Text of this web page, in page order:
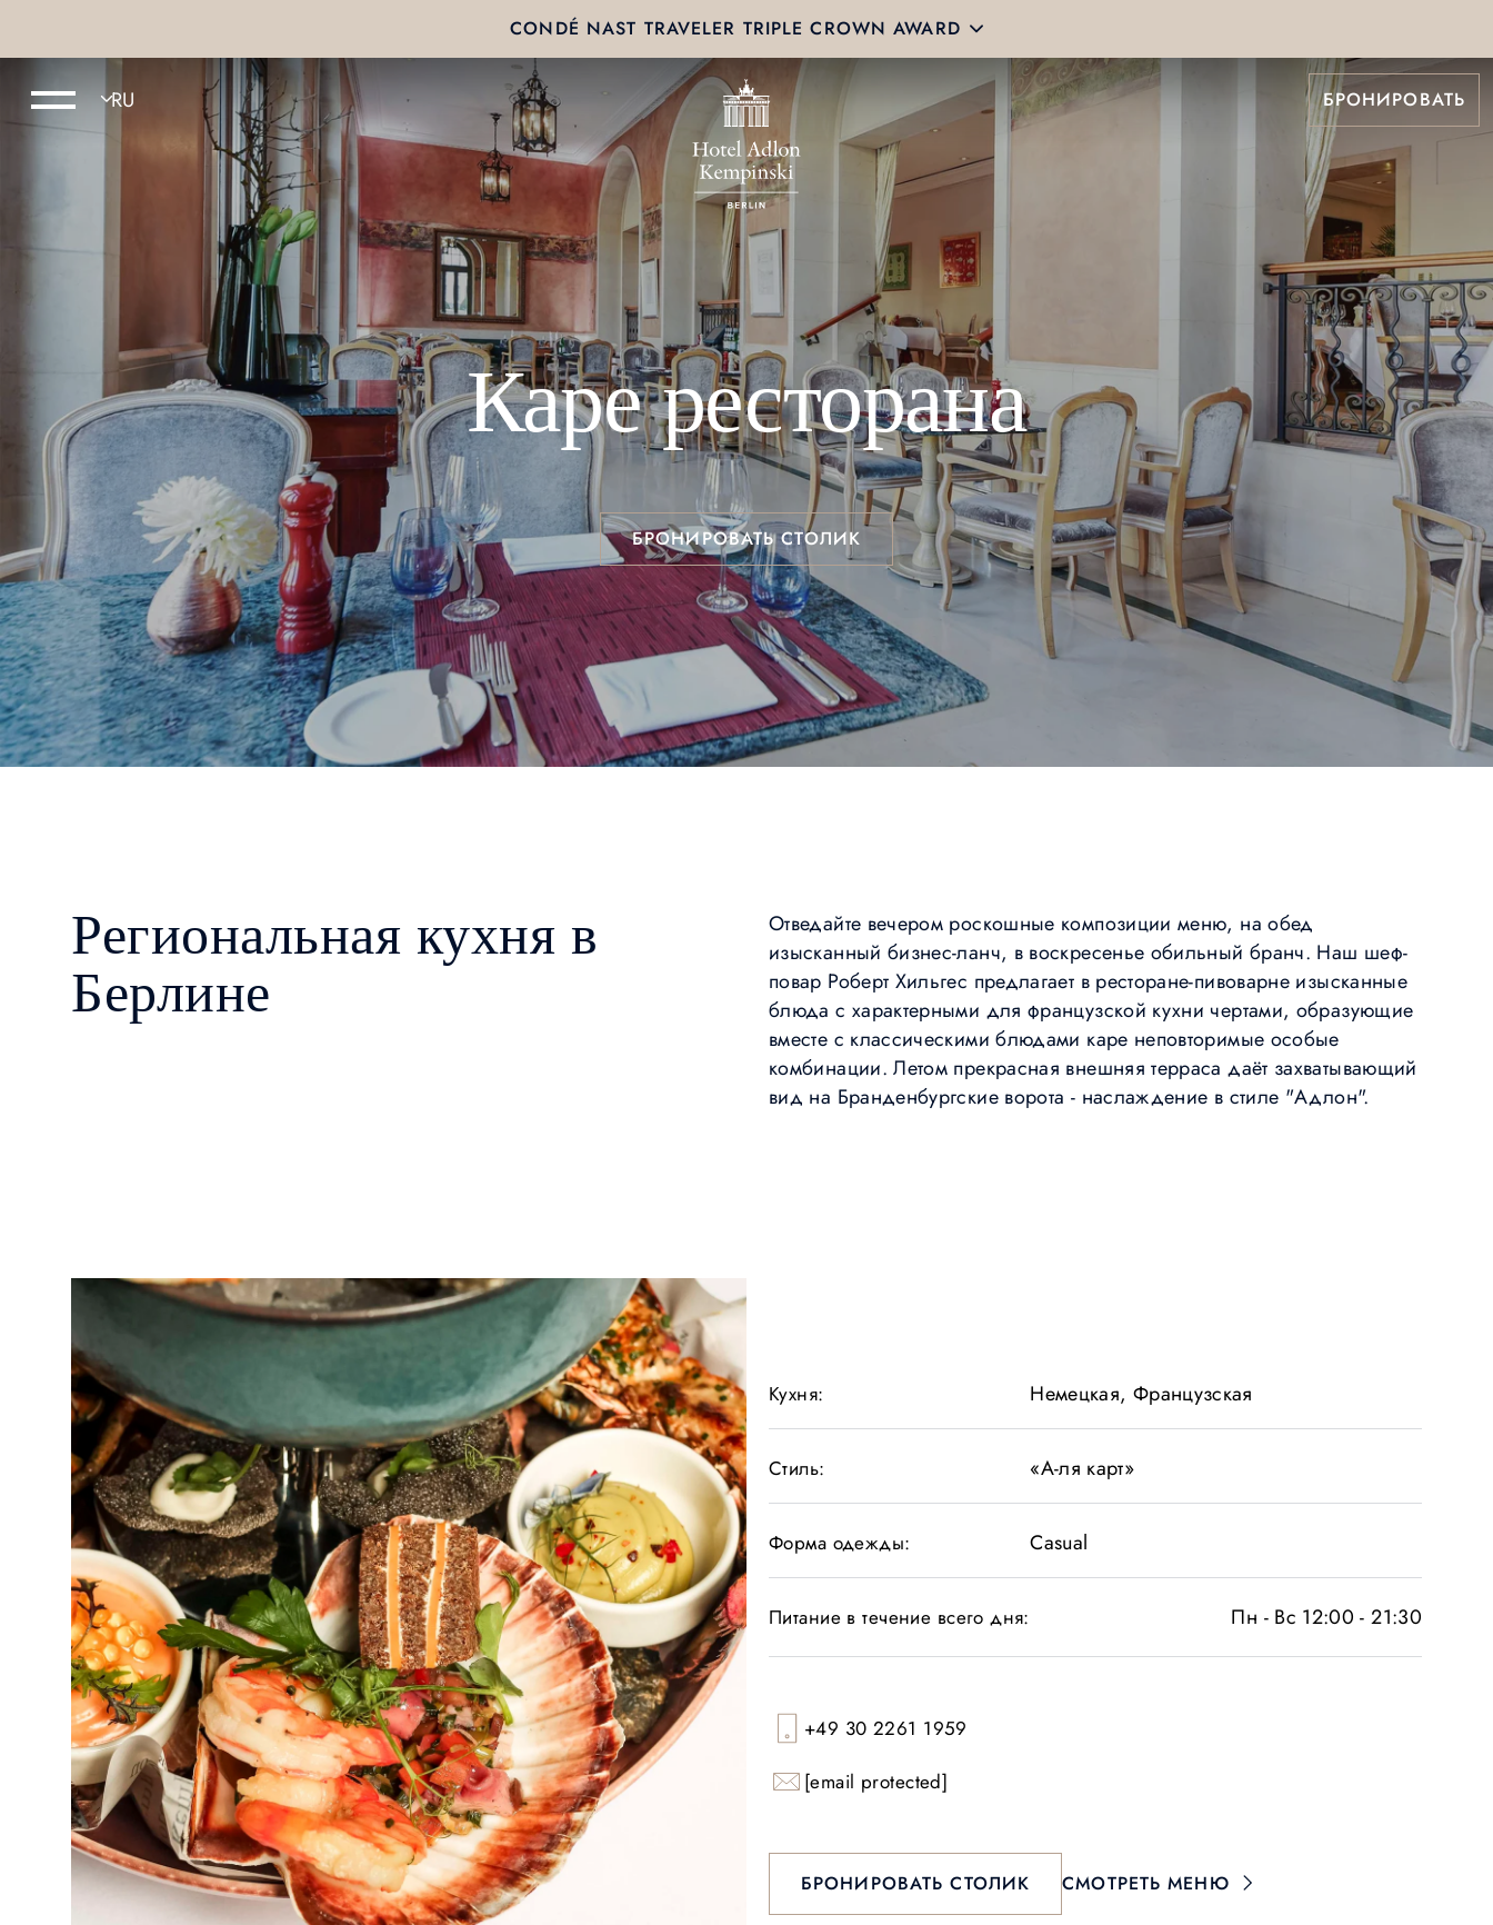
CONDÉ NAST TRAVELER TRIPLE CROWN AWARD
БРОНИРОВАТЬ
Каре ресторана
БРОНИРОВАТЬ СТОЛИК
Региональная кухня в
Берлине
Отведайте вечером роскошные композиции меню, на обед
изысканный бизнес-ланч, в воскресенье обильный бранч. Наш шеф-
повар Роберт Хильгес предлагает в ресторане-пивоварне изысканные
блюда с характерными для французской кухни чертами, образующие
вместе с классическими блюдами каре неповторимые особые
комбинации. Летом прекрасная внешняя терраса даёт захватывающий
вид на Бранденбургские ворота - наслаждение в стиле "Адлон".
Кухня: Немецкая, Французская
Стиль: «А-ля карт»
Форма одежды: Casual
Питание в течение всего дня: Пн - Вс 12:00 - 21:30
+49 30 2261 1959
[email protected]
БРОНИРОВАТЬ СТОЛИК СМОТРЕТЬ МЕНЮ